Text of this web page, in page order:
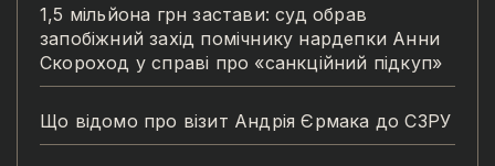
1,5 мільйона грн застави: суд обрав
запобіжний захід помічнику нардепки Анни
Скороход у справі про «санкційний підкуп»
Що відомо про візит Андрія Єрмака до СЗРУ